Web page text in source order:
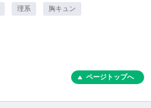
理系 胸キュン
ページトップへ